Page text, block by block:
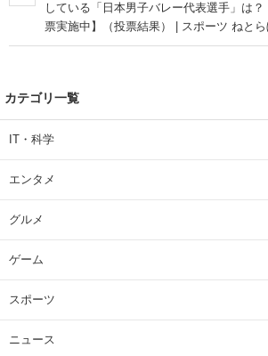
している「日本男子バレー代表選手」は
票実施中】（投票結果） | スポーツ ねと
カテゴリ一覧
IT・科学
エンタメ
グルメ
ゲーム
スポーツ
ニュース